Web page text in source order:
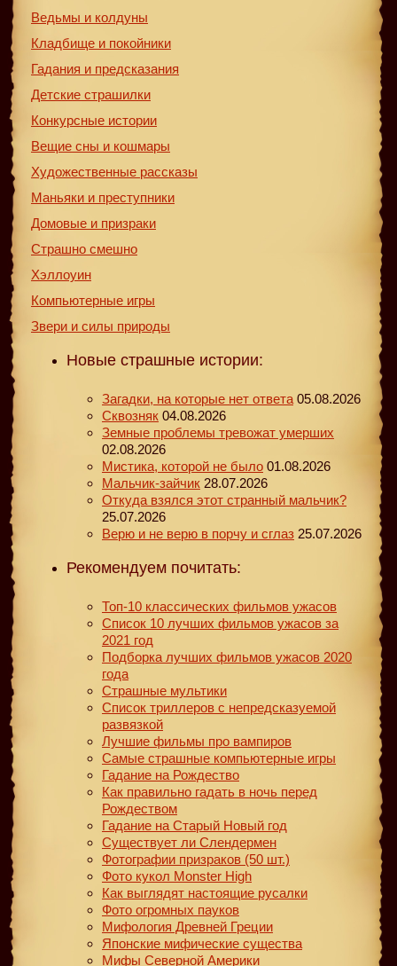
Ведьмы и колдуны
Кладбище и покойники
Гадания и предсказания
Детские страшилки
Конкурсные истории
Вещие сны и кошмары
Художественные рассказы
Маньяки и преступники
Домовые и призраки
Страшно смешно
Хэллоуин
Компьютерные игры
Звери и силы природы
Новые страшные истории:
Загадки, на которые нет ответа 05.08.2026
Сквозняк 04.08.2026
Земные проблемы тревожат умерших
02.08.2026
Мистика, которой не было 01.08.2026
Мальчик-зайчик 28.07.2026
Откуда взялся этот странный мальчик?
25.07.2026
Верю и не верю в порчу и сглаз 25.07.2026
Рекомендуем почитать:
Топ-10 классических фильмов ужасов
Список 10 лучших фильмов ужасов за
2021 год
Подборка лучших фильмов ужасов 2020
года
Страшные мультики
Список триллеров с непредсказуемой
развязкой
Лучшие фильмы про вампиров
Самые страшные компьютерные игры
Гадание на Рождество
Как правильно гадать в ночь перед
Рождеством
Гадание на Старый Новый год
Существует ли Слендермен
Фотографии призраков (50 шт.)
Фото кукол Monster High
Как выглядят настоящие русалки
Фото огромных пауков
Мифология Древней Греции
Японские мифические существа
Мифы Северной Америки